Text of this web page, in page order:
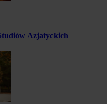
Azjatyckich